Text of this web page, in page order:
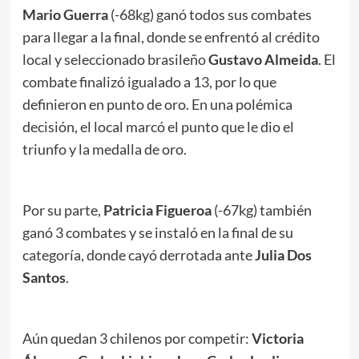
Mario Guerra(-68kg) ganó todos sus combates
para llegar a la final, donde se enfrentó al crédito
local y seleccionado brasileñoGustavo Almeida. El
combate finalizó igualado a 13, por lo que
definieron en punto de oro. En una polémica
decisión, el local marcó el punto que le dio el
triunfo y la medalla de oro.
Por su parte, Patricia Figueroa(-67kg) también
ganó 3 combates y se instaló en la final de su
categoría, donde cayó derrotada anteJulia Dos
Santos.
Aún quedan 3 chilenos por competir:Victoria